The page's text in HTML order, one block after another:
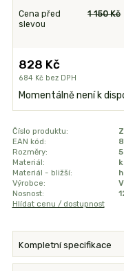
Cena před
slevou
1 150 Kč
828 Kč
684 Kč bez DPH
Momentálně není k
Číslo produktu:
EAN kód:
Rozměry:
Materiál:
Materiál - bližší:
Výrobce:
Nosnost:
Hlídat cenu / dostupnost
Kompletní specifikace